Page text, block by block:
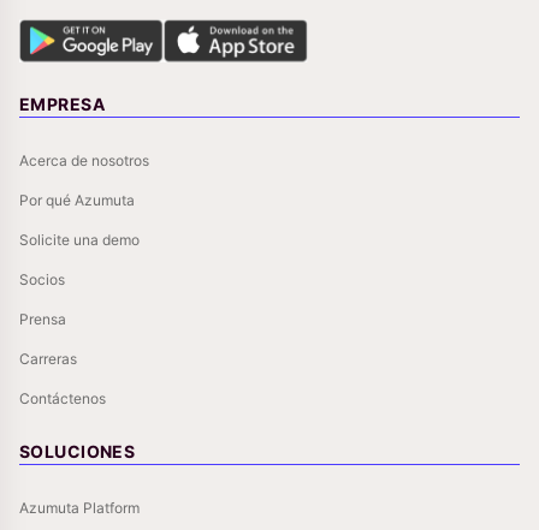
EMPRESA
Acerca de nosotros
Por qué Azumuta
Solicite una demo
Socios
Prensa
Carreras
Contáctenos
SOLUCIONES
Azumuta Platform